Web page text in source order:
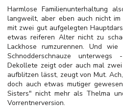
Harmlose Familienunterhaltung
langweilt, aber eben auch nicht im
mit zwei gut aufgelegten
etwas reiferen Alter nicht zu
Lackhose rumzurennen. Und
Schnodderschnauze
Dekollete zeigt oder auch mal
aufblitzen lässt, zeugt von Mut.
doch auch etwas mutiger
Sisters" nicht mehr als Thelma
Vorrentnerversion.